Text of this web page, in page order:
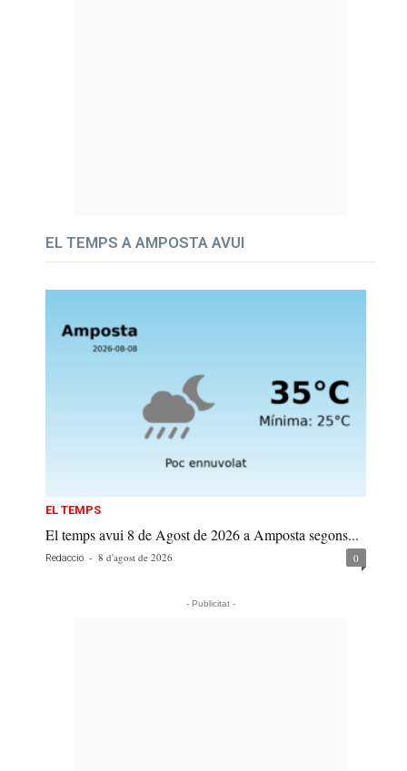
EL TEMPS A AMPOSTA AVUI
EL TEMPS
El temps avui 8 de Agost de 2026 a Amposta segons...
Redacció - 8 d'agost de 2026 0
- Publicitat -